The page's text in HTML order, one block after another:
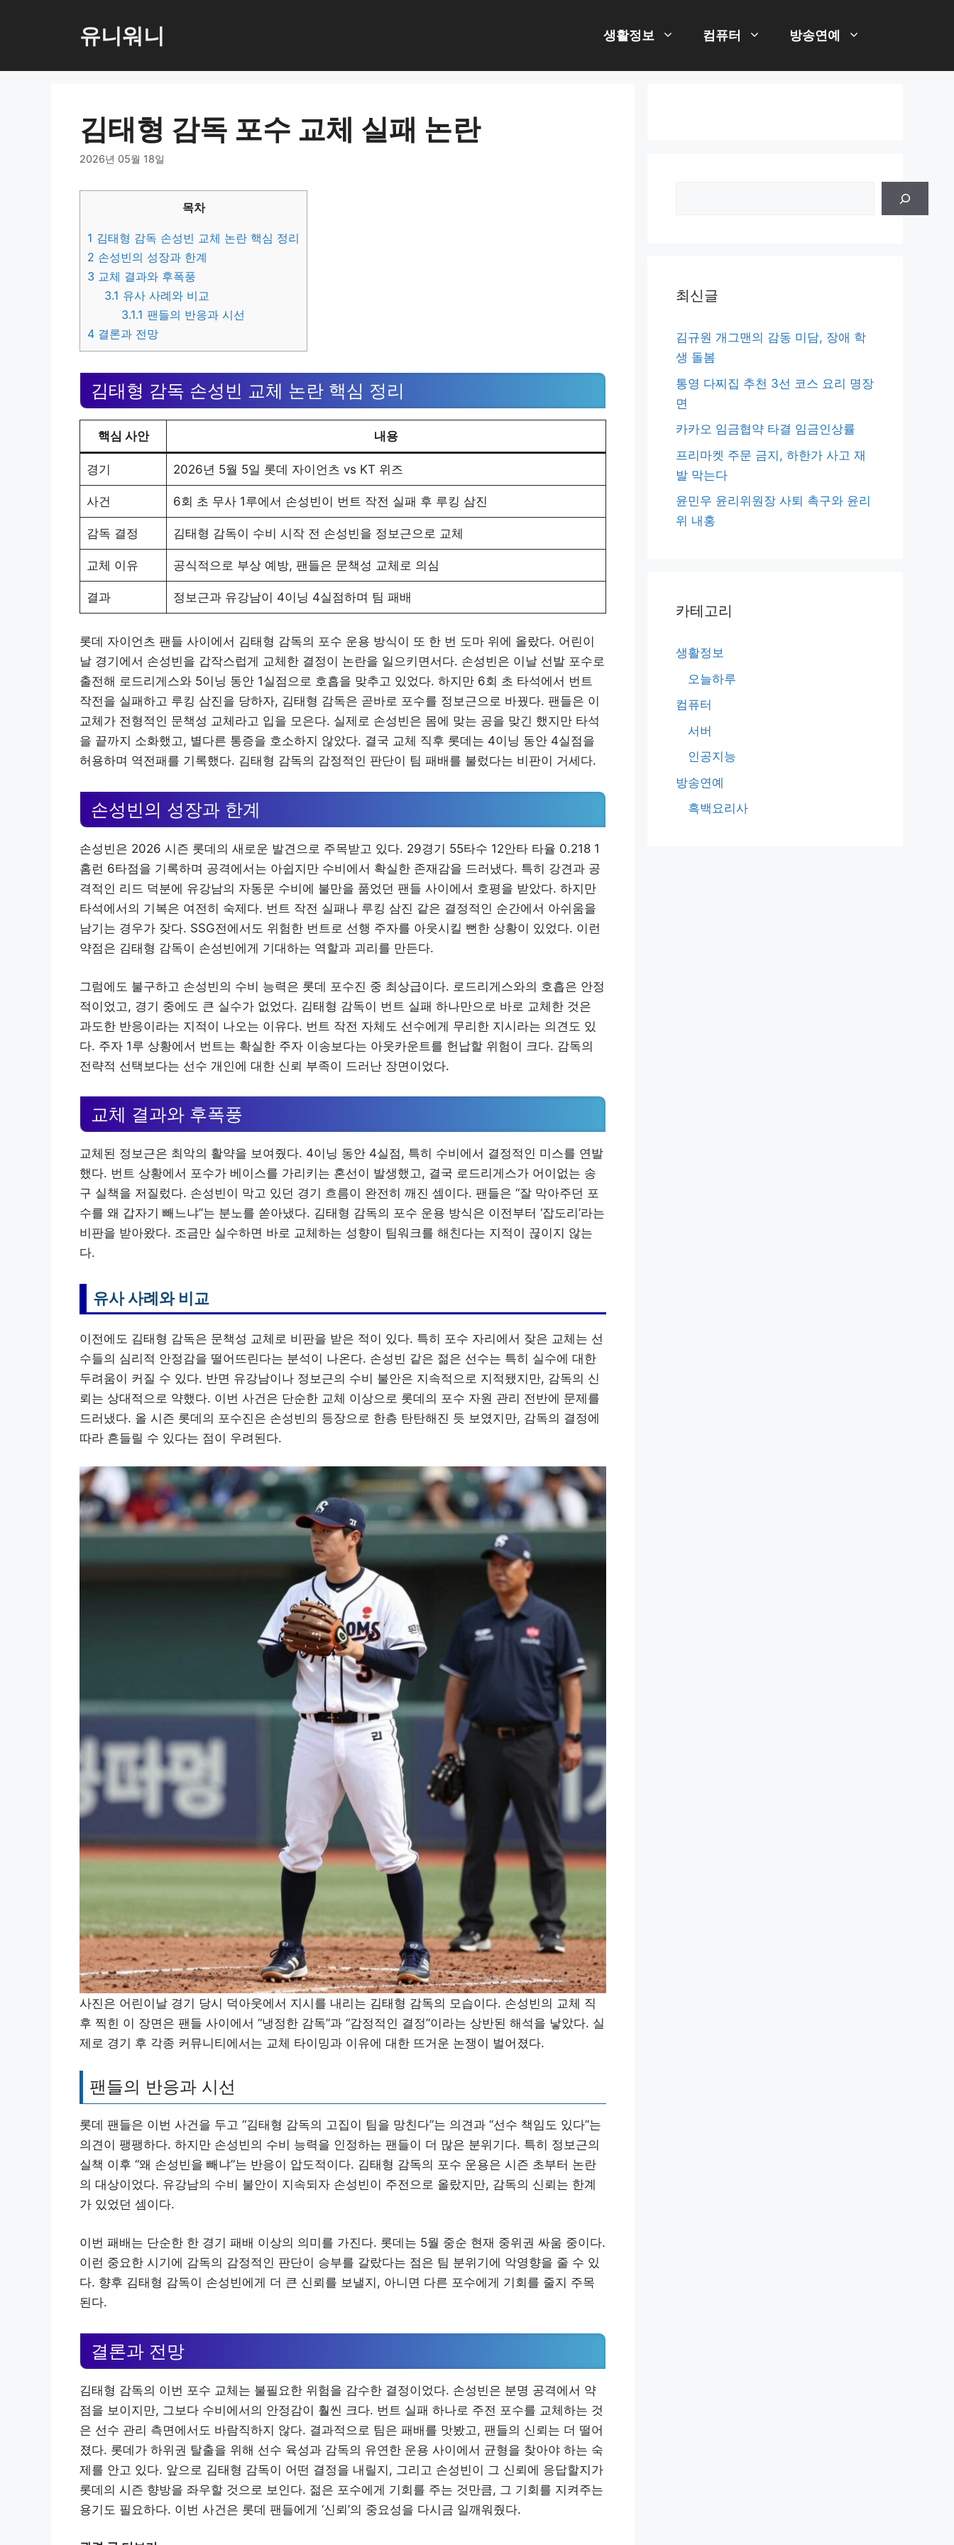
로
유니워니 생활정보 컴퓨터 방송연예
김태형 감독 포수 교체 실패 논란
2026년 05월 18일
목차
1 김태형 감독 손성빈 교체 논란 핵심 정리
2 손성빈의 성장과 한계
3 교체 결과와 후폭풍
3.1 유사 사례와 비교
3.1.1 팬들의 반응과 시선
4 결론과 전망
김태형 감독 손성빈 교체 논란 핵심 정리
핵심 사안 내용
경기 2026년 5월 5일 롯데 자이언츠 vs KT 위즈
사건 6회 초 무사 1루에서 손성빈이 번트 작전 실패 후 루킹 삼진
감독 결정 김태형 감독이 수비 시작 전 손성빈을 정보근으로 교체
교체 이유 공식적으로 부상 예방, 팬들은 문책성 교체로 의심
결과 정보근과 유강남이 4이닝 4실점하며 팀 패배
롯데 자이언츠 팬들 사이에서 김태형 감독의 포수 운용 방식이 또 한 번 도마 위에 올랐다. 어린이
날 경기에서 손성빈을 갑작스럽게 교체한 결정이 논란을 일으키면서다. 손성빈은 이날 선발 포수로
출전해 로드리게스와 5이닝 동안 1실점으로 호흡을 맞추고 있었다. 하지만 6회 초 타석에서 번트
작전을 실패하고 루킹 삼진을 당하자, 김태형 감독은 곧바로 포수를 정보근으로 바꿨다. 팬들은 이
교체가 전형적인 문책성 교체라고 입을 모은다. 실제로 손성빈은 몸에 맞는 공을 맞긴 했지만 타석
을 끝까지 소화했고, 별다른 통증을 호소하지 않았다. 결국 교체 직후 롯데는 4이닝 동안 4실점을
허용하며 역전패를 기록했다. 김태형 감독의 감정적인 판단이 팀 패배를 불렀다는 비판이 거세다.
손성빈의 성장과 한계
손성빈은 2026 시즌 롯데의 새로운 발견으로 주목받고 있다. 29경기 55타수 12안타 타율 0.218 1
홈런 6타점을 기록하며 공격에서는 아쉽지만 수비에서 확실한 존재감을 드러냈다. 특히 강견과 공
격적인 리드 덕분에 유강남의 자동문 수비에 불만을 품었던 팬들 사이에서 호평을 받았다. 하지만
타석에서의 기복은 여전히 숙제다. 번트 작전 실패나 루킹 삼진 같은 결정적인 순간에서 아쉬움을
남기는 경우가 잦다. SSG전에서도 위험한 번트로 선행 주자를 아웃시킬 뻔한 상황이 있었다. 이런
약점은 김태형 감독이 손성빈에게 기대하는 역할과 괴리를 만든다.
그럼에도 불구하고 손성빈의 수비 능력은 롯데 포수진 중 최상급이다. 로드리게스와의 호흡은 안정
적이었고, 경기 중에도 큰 실수가 없었다. 김태형 감독이 번트 실패 하나만으로 바로 교체한 것은
과도한 반응이라는 지적이 나오는 이유다. 번트 작전 자체도 선수에게 무리한 지시라는 의견도 있
다. 주자 1루 상황에서 번트는 확실한 주자 이송보다는 아웃카운트를 헌납할 위험이 크다. 감독의
전략적 선택보다는 선수 개인에 대한 신뢰 부족이 드러난 장면이었다.
교체 결과와 후폭풍
교체된 정보근은 최악의 활약을 보여줬다. 4이닝 동안 4실점, 특히 수비에서 결정적인 미스를 연발
했다. 번트 상황에서 포수가 베이스를 가리키는 혼선이 발생했고, 결국 로드리게스가 어이없는 송
구 실책을 저질렀다. 손성빈이 막고 있던 경기 흐름이 완전히 깨진 셈이다. 팬들은 “잘 막아주던 포
수를 왜 갑자기 빼느냐”는 분노를 쏟아냈다. 김태형 감독의 포수 운용 방식은 이전부터 ‘잡도리’라는
비판을 받아왔다. 조금만 실수하면 바로 교체하는 성향이 팀워크를 해친다는 지적이 끊이지 않는
다.
유사 사례와 비교
이전에도 김태형 감독은 문책성 교체로 비판을 받은 적이 있다. 특히 포수 자리에서 잦은 교체는 선
수들의 심리적 안정감을 떨어뜨린다는 분석이 나온다. 손성빈 같은 젊은 선수는 특히 실수에 대한
두려움이 커질 수 있다. 반면 유강남이나 정보근의 수비 불안은 지속적으로 지적됐지만, 감독의 신
뢰는 상대적으로 약했다. 이번 사건은 단순한 교체 이상으로 롯데의 포수 자원 관리 전반에 문제를
드러냈다. 올 시즌 롯데의 포수진은 손성빈의 등장으로 한층 탄탄해진 듯 보였지만, 감독의 결정에
따라 흔들릴 수 있다는 점이 우려된다.
사진은 어린이날 경기 당시 덕아웃에서 지시를 내리는 김태형 감독의 모습이다. 손성빈의 교체 직
후 찍힌 이 장면은 팬들 사이에서 “냉정한 감독”과 “감정적인 결정”이라는 상반된 해석을 낳았다. 실
제로 경기 후 각종 커뮤니티에서는 교체 타이밍과 이유에 대한 뜨거운 논쟁이 벌어졌다.
팬들의 반응과 시선
롯데 팬들은 이번 사건을 두고 “김태형 감독의 고집이 팀을 망친다”는 의견과 “선수 책임도 있다”는
의견이 팽팽하다. 하지만 손성빈의 수비 능력을 인정하는 팬들이 더 많은 분위기다. 특히 정보근의
실책 이후 “왜 손성빈을 빼냐”는 반응이 압도적이다. 김태형 감독의 포수 운용은 시즌 초부터 논란
의 대상이었다. 유강남의 수비 불안이 지속되자 손성빈이 주전으로 올랐지만, 감독의 신뢰는 한계
가 있었던 셈이다.
이번 패배는 단순한 한 경기 패배 이상의 의미를 가진다. 롯데는 5월 중순 현재 중위권 싸움 중이다.
이런 중요한 시기에 감독의 감정적인 판단이 승부를 갈랐다는 점은 팀 분위기에 악영향을 줄 수 있
다. 향후 김태형 감독이 손성빈에게 더 큰 신뢰를 보낼지, 아니면 다른 포수에게 기회를 줄지 주목
된다.
결론과 전망
김태형 감독의 이번 포수 교체는 불필요한 위험을 감수한 결정이었다. 손성빈은 분명 공격에서 약
점을 보이지만, 그보다 수비에서의 안정감이 훨씬 크다. 번트 실패 하나로 주전 포수를 교체하는 것
은 선수 관리 측면에서도 바람직하지 않다. 결과적으로 팀은 패배를 맛봤고, 팬들의 신뢰는 더 떨어
졌다. 롯데가 하위권 탈출을 위해 선수 육성과 감독의 유연한 운용 사이에서 균형을 찾아야 하는 숙
제를 안고 있다. 앞으로 김태형 감독이 어떤 결정을 내릴지, 그리고 손성빈이 그 신뢰에 응답할지가
롯데의 시즌 향방을 좌우할 것으로 보인다. 젊은 포수에게 기회를 주는 것만큼, 그 기회를 지켜주는
용기도 필요하다. 이번 사건은 롯데 팬들에게 ‘신뢰’의 중요성을 다시금 일깨워줬다.
최신글
김규원 개그맨의 감동 미담, 장애 학
생 돌봄
통영 다찌집 추천 3선 코스 요리 명장
면
카카오 임금협약 타결 임금인상률
프리마켓 주문 금지, 하한가 사고 재
발 막는다
윤민우 윤리위원장 사퇴 촉구와 윤리
위 내홍
카테고리
생활정보
오늘하루
컴퓨터
서버
인공지능
방송연예
흑백요리사